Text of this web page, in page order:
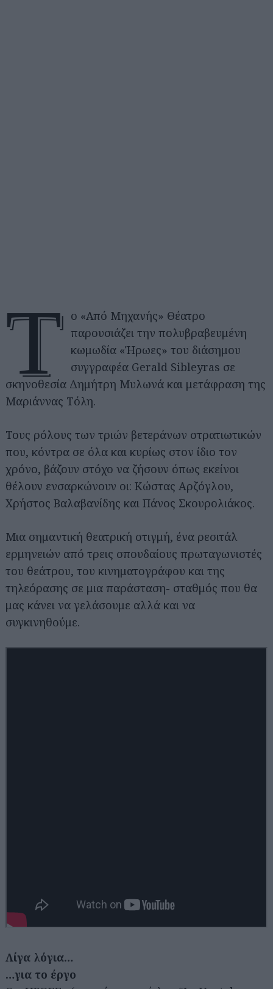
Τ
ο «Από Μηχανής» Θέατρο
παρουσιάζει την πολυβραβευμένη
κωμωδία «Ήρωες» του διάσημου
συγγραφέα Gerald Sibleyras σε
σκηνοθεσία Δημήτρη Μυλωνά και μετάφραση της
Μαριάννας Τόλη.
Τους ρόλους των τριών βετεράνων στρατιωτικών
που, κόντρα σε όλα και κυρίως στον ίδιο τον
χρόνο, βάζουν στόχο να ζήσουν όπως εκείνοι
θέλουν ενσαρκώνουν οι: Κώστας Αρζόγλου,
Χρήστος Βαλαβανίδης και Πάνος Σκουρολιάκος.
Μια σημαντική θεατρική στιγμή, ένα ρεσιτάλ
ερμηνειών από τρεις σπουδαίους πρωταγωνιστές
του θεάτρου, του κινηματογράφου και της
τηλεόρασης σε μια παράσταση- σταθμός που θα
μας κάνει να γελάσουμε αλλά και να
συγκινηθούμε.
Λίγα λόγια…
…για το έργο